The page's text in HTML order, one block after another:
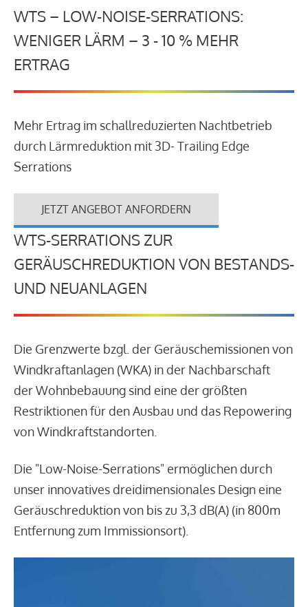
WTS – LOW-NOISE-SERRATIONS:
WENIGER LÄRM – 3 - 10 % MEHR
ERTRAG
Mehr Ertrag im schallreduzierten Nachtbetrieb
durch Lärmreduktion mit 3D- Trailing Edge
Serrations
JETZT ANGEBOT ANFORDERN
WTS-SERRATIONS ZUR
GERÄUSCHREDUKTION VON BESTANDS-
UND NEUANLAGEN
Die Grenzwerte bzgl. der Geräuschemissionen von
Windkraftanlagen (WKA) in der Nachbarschaft
der Wohnbebauung sind eine der größten
Restriktionen für den Ausbau und das Repowering
von Windkraftstandorten.
Die "Low-Noise-Serrations" ermöglichen durch
unser innovatives dreidimensionales Design eine
Geräuschreduktion von bis zu 3,3 dB(A) (in 800m
Entfernung zum Immissionsort).